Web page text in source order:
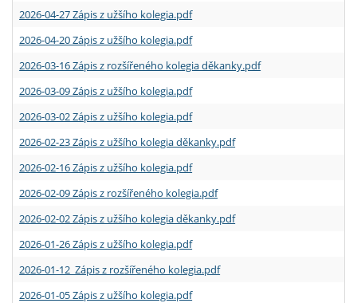
2026-04-27 Zápis z užšího kolegia.pdf
2026-04-20 Zápis z užšího kolegia.pdf
2026-03-16 Zápis z rozšířeného kolegia děkanky.pdf
2026-03-09 Zápis z užšího kolegia.pdf
2026-03-02 Zápis z užšího kolegia.pdf
2026-02-23 Zápis z užšího kolegia děkanky.pdf
2026-02-16 Zápis z užšího kolegia.pdf
2026-02-09 Zápis z rozšířeného kolegia.pdf
2026-02-02 Zápis z užšího kolegia děkanky.pdf
2026-01-26 Zápis z užšího kolegia.pdf
2026-01-12 Zápis z rozšířeného kolegia.pdf
2026-01-05 Zápis z užšího kolegia.pdf